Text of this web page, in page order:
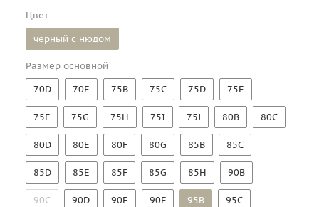
Цвет
черный с нюдом
Размер основной
70D
70E 75B 75C 75D 75E
75F 75G 75H 75I 75J 80B 80C
80D 80E 80F 80G 85B 85C
85D 85E 85F 85G 85H 90B
90C 90D 90E 90F 95B 95C